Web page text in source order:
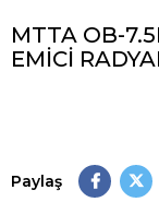
MTTA OB-
EMİCİ
Paylaş